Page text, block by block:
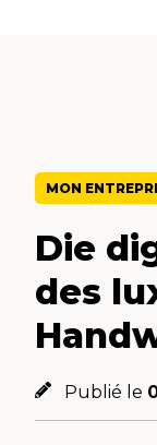
MON
Die
des
Publié le